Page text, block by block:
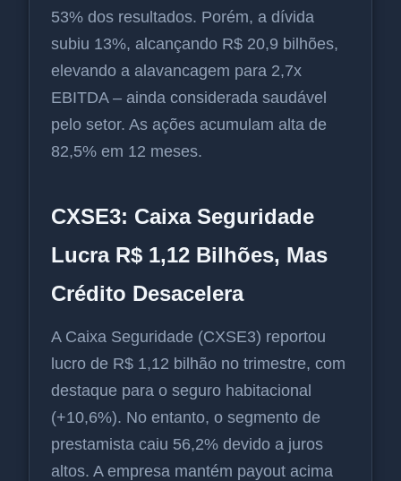
53% dos resultados. Porém, a dívida
subiu 13%, alcançando R$ 20,9 bilhões,
elevando a alavancagem para 2,7x
EBITDA – ainda considerada saudável
pelo setor. As ações acumulam alta de
82,5% em 12 meses.
CXSE3: Caixa Seguridade
Lucra R$ 1,12 Bilhões, Mas
Crédito Desacelera
A Caixa Seguridade (CXSE3) reportou
lucro de R$ 1,12 bilhão no trimestre, com
destaque para o seguro habitacional
(+10,6%). No entanto, o segmento de
prestamista caiu 56,2% devido a juros
altos. A empresa mantém payout acima